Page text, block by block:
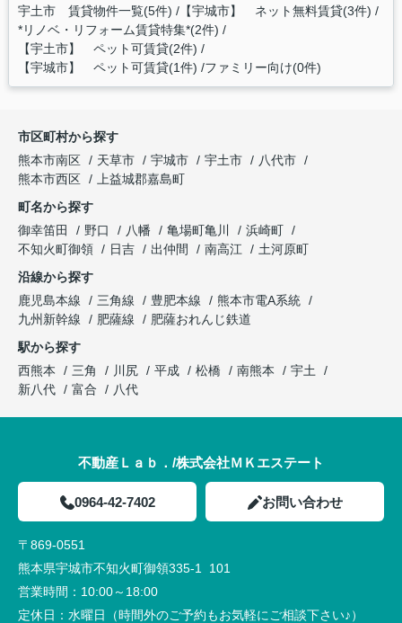
宇土市 賃貸物件一覧(5件) 【宇城市】 ネット無料賃貸(3件)
*リノベ・リフォーム賃貸特集*(2件)
【宇土市】 ペット可賃貸(2件)
【宇城市】 ペット可賃貸(1件) ファミリー向け(0件)
市区町村から探す
熊本市南区
天草市 宇城市 宇土市
八代市
熊本市西区
上益城郡嘉島町
町名から探す
御幸笛田
野口 八幡 亀場町亀川
浜崎町
不知火町御領
日吉 出仲間 南高江
土河原町
沿線から探す
鹿児島本線
三角線 豊肥本線
熊本市電A系統
九州新幹線
肥薩線
肥薩おれんじ鉄道
駅から探す
西熊本
三角 川尻 平成 松橋 南熊本
宇土
新八代
富合 八代
不動産Ｌａｂ．/株式会社ＭＫエステート
0964-42-7402 お問い合わせ
〒869-0551
熊本県宇城市不知火町御領335-1 101
営業時間： 10:00～18:00
定休日： 水曜日（時間外のご予約もお気軽にご相談下さい♪）